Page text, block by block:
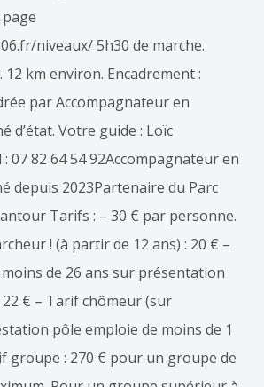
niveaux/ 5h30 de marche.
12 km environ. Encadrement :
par Accompagnateur en
d’état. Votre guide : Loïc
07 82 64 54 92Accompagnateur en
depuis 2023Partenaire du Parc
Tarifs : – 30 € par personne.
! (à partir de 12 ans) : 20 € –
de 26 ans sur présentation
22 € – Tarif chômeur (sur
pôle emploie de moins de 1
groupe : 270 € pour un groupe de